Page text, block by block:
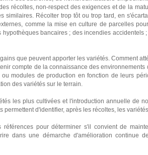
récoltes, non-respect des exigences et de la
similaires. Récolter trop tôt ou trop tard, en
comme la mise en culture de parcelles
bancaires ; des incendies
que peuvent apporter les variétés. Comment
compte de la connaissance des environnements
modules de production en fonction de leurs
des variétés sur le terrain.
les plus cultivées et l'introduction annuelle de
d'identifier, après les récoltes, les
pour déterminer s'il convient de
dans une démarche d'amélioration continue